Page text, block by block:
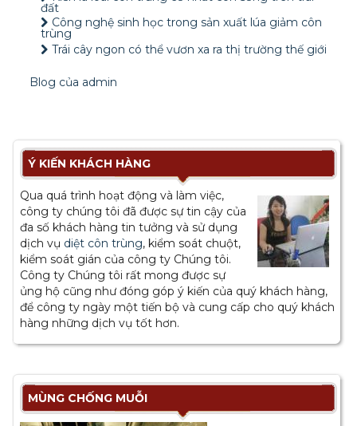
đất
Công nghệ sinh học trong sản xuất lúa giảm côn
trùng
Trái cây ngon có thể vươn xa ra thị trường thế giới
Blog của admin
Ý KIẾN KHÁCH HÀNG
Qua quá trình hoạt động và làm việc,
công ty chúng tôi đã được sự tin cậy của
đa số khách hàng tin tưởng và sử dụng
dịch vụ diệt côn trùng, kiểm soát chuột,
kiểm soát gián của công ty Chúng tôi.
Công ty Chúng tôi rất mong được sự
ủng hộ cũng như đóng góp ý kiến của quý khách hàng,
để công ty ngày một tiến bộ và cung cấp cho quý khách
hàng những dịch vụ tốt hơn.
MÙNG CHỐNG MUỖI